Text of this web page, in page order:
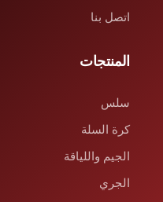
اتصل بنا
المنتجات
سلس
كرة السلة
الجيم واللياقة
الجري